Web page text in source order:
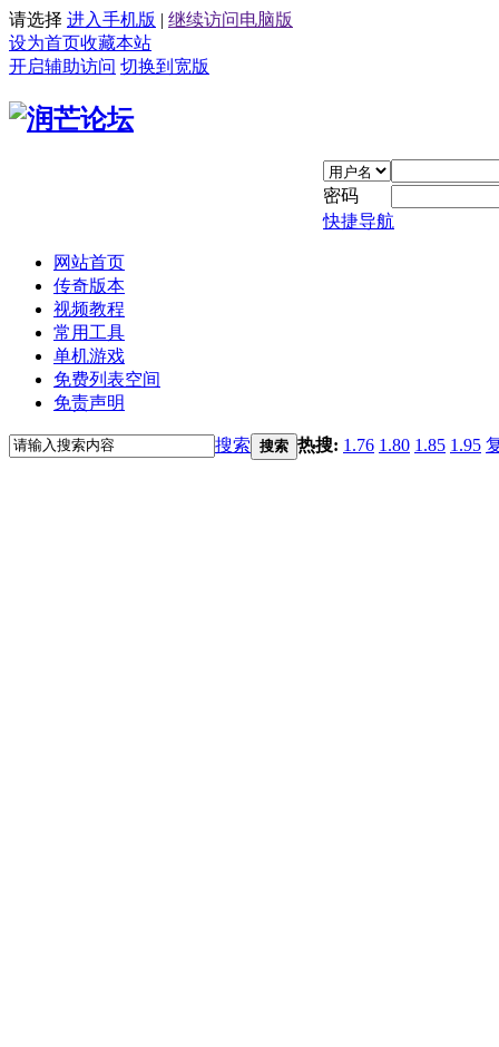
请选择 进入手机版 | 继续访问电脑版
设为首页收藏本站
开启辅助访问 切换到宽版
密码
快捷导航
网站首页
传奇版本
视频教程
常用工具
单机游戏
免费列表空间
免责声明
搜索 搜索 热搜: 1.76 1.80 1.85 1.95